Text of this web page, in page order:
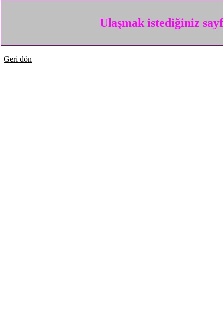
Ulaşmak istediğiniz
Geri dön